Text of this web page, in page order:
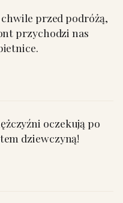
przed podróżą,
przychodzi nas
oczekują po
dziewczyną!